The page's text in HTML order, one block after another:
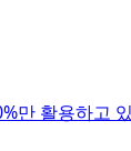
활용하